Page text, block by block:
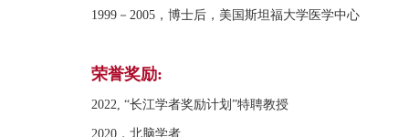
1999－2005，博士后，美国斯坦福大学医学中心
荣誉奖励:
2022, “长江学者奖励计划”特聘教授
2020，北脑学者